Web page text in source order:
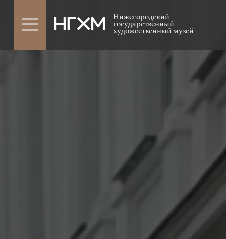
Нижегородский
государственный
художественный музей